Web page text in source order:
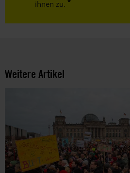
ihnen zu.
Weitere Artikel